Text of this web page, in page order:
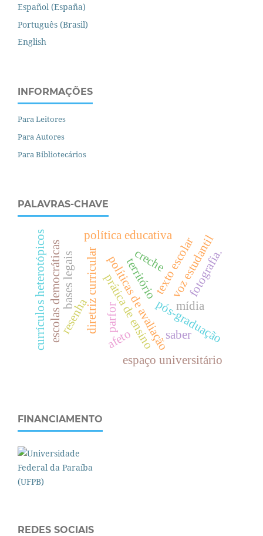
Español (España)
Português (Brasil)
English
INFORMAÇÕES
Para Leitores
Para Autores
Para Bibliotecários
PALAVRAS-CHAVE
resenha
território
diretriz curricularprática de ensino
texto escolar
políticas de avaliação
espaço universitário
pós-graduação
saber
política educativa
mídia
escolas democráticas parfor
voz estudantil
creche
bases legais
currículos heterotópicos fotografia.
afeto
FINANCIAMENTO
REDES SOCIAIS